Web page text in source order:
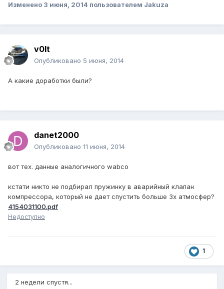
Изменено 3 июня, 2014 пользователем Jakuza
v0lt
Опубликовано 5 июня, 2014
А какие доработки были?
danet2000
Опубликовано 11 июня, 2014
вот тех. данные аналогичного wabco
кстати никто не подбирал пружинку в аварийный клапан
компрессора, который не дает спустить больше 3х атмосфер?
4154031100.pdf
Недоступно
1
2 недели спустя...